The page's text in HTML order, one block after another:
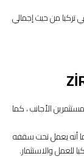
تركيا من حيث إجمالي
الأجانب ، كما
تركيا ، كما أنه يعمل تحت سقفه